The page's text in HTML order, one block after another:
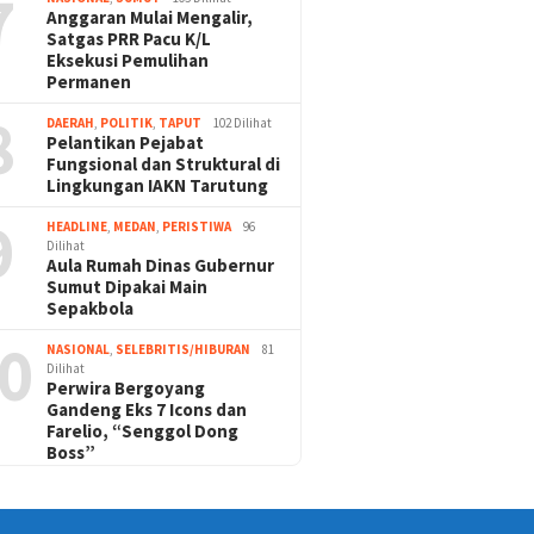
Anggaran Mulai Mengalir,
Satgas PRR Pacu K/L
Eksekusi Pemulihan
Permanen
DAERAH, POLITIK, TAPUT 102 Dilihat
Pelantikan Pejabat
Fungsional dan Struktural di
Lingkungan IAKN Tarutung
HEADLINE, MEDAN, PERISTIWA
96
Dilihat
Aula Rumah Dinas Gubernur
Sumut Dipakai Main
Sepakbola
NASIONAL, SELEBRITIS/HIBURAN
81
Dilihat
Perwira Bergoyang
Gandeng Eks 7 Icons dan
Farelio, “Senggol Dong
Boss”